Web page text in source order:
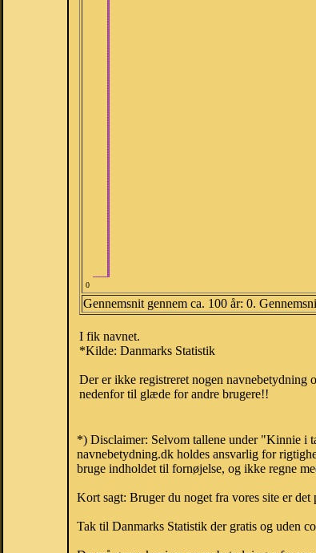
0
Gennemsnit gennem ca. 100 år: 0.
I fik navnet.
*Kilde: Danmarks Statistik
Der er ikke registreret nogen navnebetydning
nedenfor til glæde for andre brugere!!
*) Disclaimer: Selvom tallene under "Kinnie i
navnebetydning.dk holdes ansvarlig for
bruge indholdet til fornøjelse, og ikke regne
Kort sagt: Bruger du noget fra vores site er det
Tak til Danmarks Statistik der gratis og uden